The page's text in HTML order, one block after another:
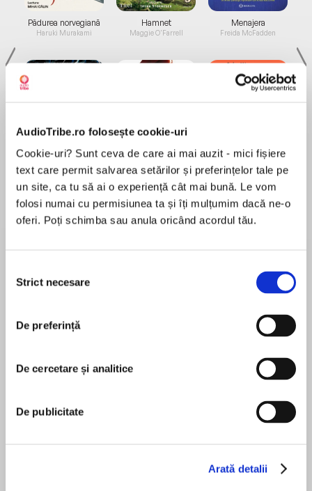
AudioTribe.ro folosește cookie-uri
Cookie-uri? Sunt ceva de care ai mai auzit - mici fișiere
text care permit salvarea setărilor și preferințelor tale pe
un site, ca tu să ai o experiență cât mai bună. Le vom
folosi numai cu permisiunea ta și îți mulțumim dacă ne-o
oferi. Poți schimba sau anula oricând acordul tău.
consimțământului
Strict necesare
De preferință
De cercetare și analitice
De publicitate
Arată detalii
Pădurea norvegiană
Haruki Murakami
Elita de Argint (Elita
de...
Hamnet
Maggie O'Farrell
Diavolul se îmbracă de
la...
Menajera
Freida McFadden
Migdală
Sohn Won-pyung
experience.
Bring Collins Big Cat to life in your classroom
Stage 1 Collins Big Cat books. Enjoy lively
helping children connect how words look with
how they sound.
This audio bundle includes stories for age 3 to 4
În acest moment nu există recenzii
Unknown